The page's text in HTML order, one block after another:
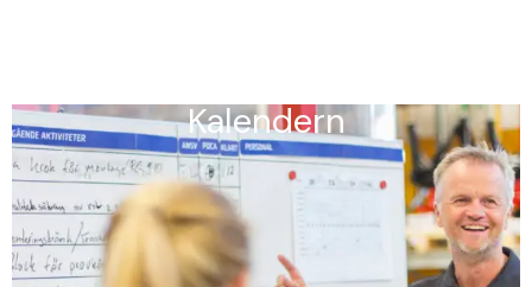
Kalendern